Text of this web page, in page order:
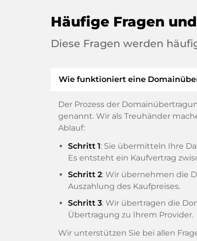
Häufige Fragen
Diese Fragen werden
Wie funktioniert eine
Der Prozess der
genannt. Wir als Treuhänder
Ablauf:
Schritt 1: Sie übermitteln Ihre
Es entsteht ein Kaufvertrag
Schritt 2: Wir übernehmen die
Auszahlung des Kaufpreises.
Schritt 3: Wir übertragen die
Übertragung zu Ihrem Provider.
Wir unterstützen Sie bei allen